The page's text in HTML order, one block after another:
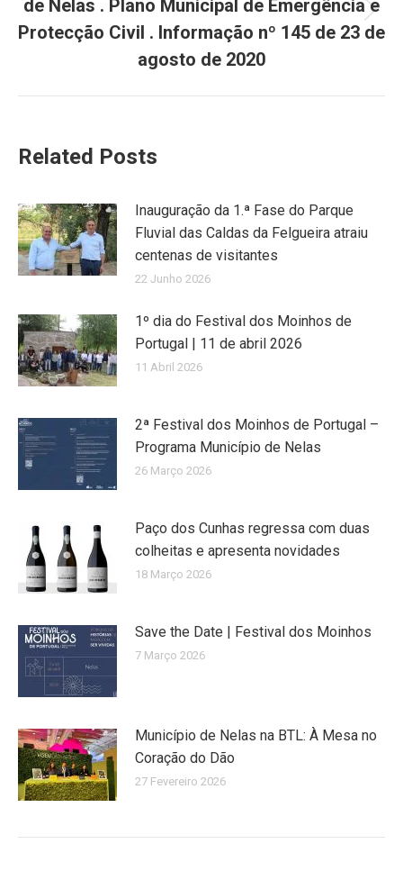
Next
post:
de Nelas . Plano Municipal de Emergência e
Protecção Civil . Informação nº 145 de 23 de
agosto de 2020
Related Posts
Inauguração da 1.ª Fase do Parque
Fluvial das Caldas da Felgueira atraiu
centenas de visitantes
22 Junho 2026
1º dia do Festival dos Moinhos de
Portugal | 11 de abril 2026
11 Abril 2026
2ª Festival dos Moinhos de Portugal –
Programa Município de Nelas
26 Março 2026
Paço dos Cunhas regressa com duas
colheitas e apresenta novidades
18 Março 2026
Save the Date | Festival dos Moinhos
7 Março 2026
Município de Nelas na BTL: À Mesa no
Coração do Dão
27 Fevereiro 2026